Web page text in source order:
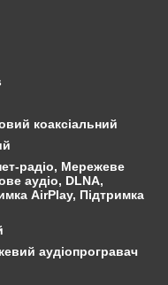
коаксіальний
радіо, Мережеве
аудіо, DLNA,
AirPlay, Підтримка
аудіопрогравач